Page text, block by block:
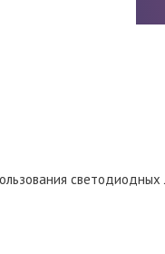
светодиодных